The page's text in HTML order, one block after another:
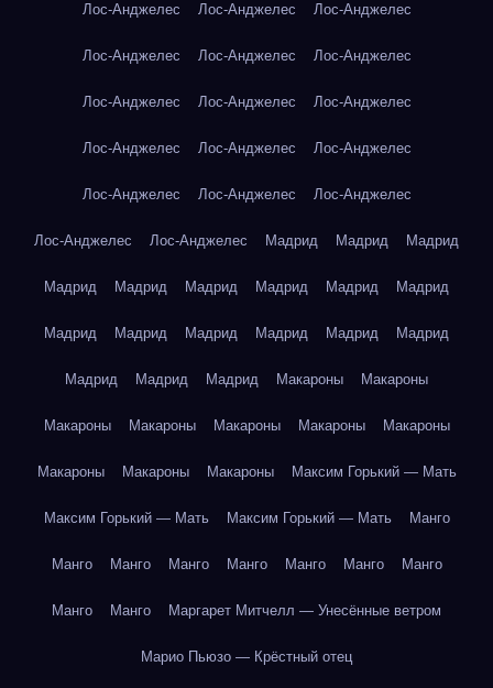
Лос-Анджелес Лос-Анджелес Лос-Анджелес
Лос-Анджелес Лос-Анджелес Лос-Анджелес
Лос-Анджелес Лос-Анджелес Лос-Анджелес
Лос-Анджелес Лос-Анджелес Лос-Анджелес
Лос-Анджелес Лос-Анджелес Лос-Анджелес
Лос-Анджелес Лос-Анджелес Мадрид Мадрид Мадрид
Мадрид Мадрид Мадрид Мадрид Мадрид Мадрид
Мадрид Мадрид Мадрид Мадрид Мадрид Мадрид
Мадрид Мадрид Мадрид Макароны Макароны
Макароны Макароны Макароны Макароны Макароны
Макароны Макароны Макароны Максим Горький — Мать
Максим Горький — Мать Максим Горький — Мать Манго
Манго Манго Манго Манго Манго Манго Манго
Манго Манго Маргарет Митчелл — Унесённые ветром
Марио Пьюзо — Крёстный отец